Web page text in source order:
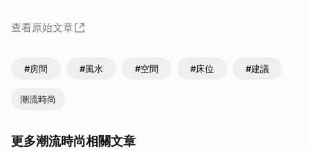
查看原始文章
#房間 #風水 #空間 #床位 #建議
潮流時尚
更多潮流時尚相關文章